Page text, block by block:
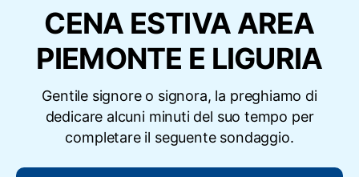
CENA ESTIVA AREA
PIEMONTE E LIGURIA
Gentile signore o signora, la preghiamo di
dedicare alcuni minuti del suo tempo per
completare il seguente sondaggio.